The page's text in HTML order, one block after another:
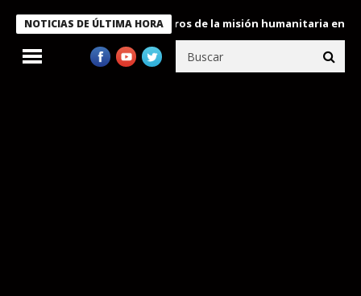
NOTICIAS DE ÚLTIMA HORA
condecora a miembros de la misión humanitaria enviada a